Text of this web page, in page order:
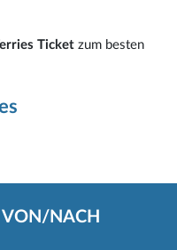
Ticket zum besten
VON/NACH